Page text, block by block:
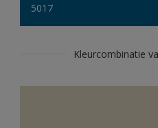
5017
Kleurcombinatie